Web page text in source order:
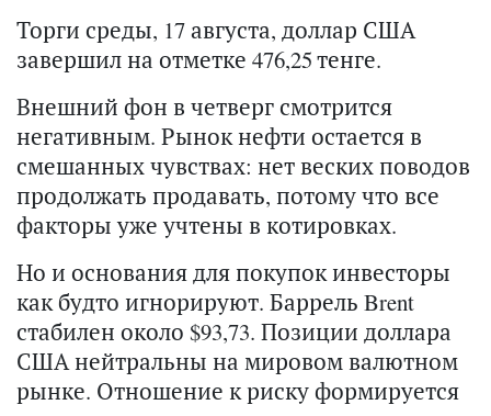
Торги среды, 17 августа, доллар США
завершил на отметке 476,25 тенге.
Внешний фон в четверг смотрится
негативным. Рынок нефти остается в
смешанных чувствах: нет веских поводов
продолжать продавать, потому что все
факторы уже учтены в котировках.
Но и основания для покупок инвесторы
как будто игнорируют. Баррель Brent
стабилен около $93,73. Позиции доллара
США нейтральны на мировом валютном
рынке. Отношение к риску формируется